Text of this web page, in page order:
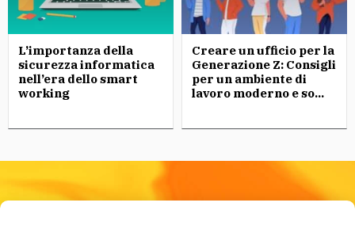
L’importanza della
sicurezza informatica
nell’era dello smart
working
Creare un ufficio per la
Generazione Z: Consigli
per un ambiente di
lavoro moderno e so...